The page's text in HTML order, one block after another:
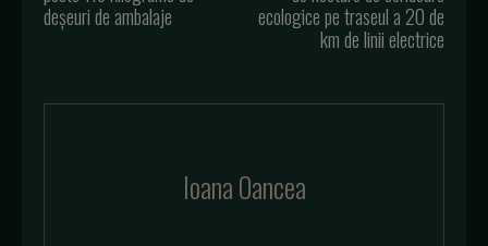
deșeuri de ambalaje
ecologice pe traseul a 20 de
km de linii electrice
Ioana Oancea